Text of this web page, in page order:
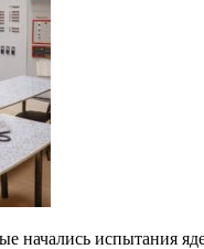
начались испытания